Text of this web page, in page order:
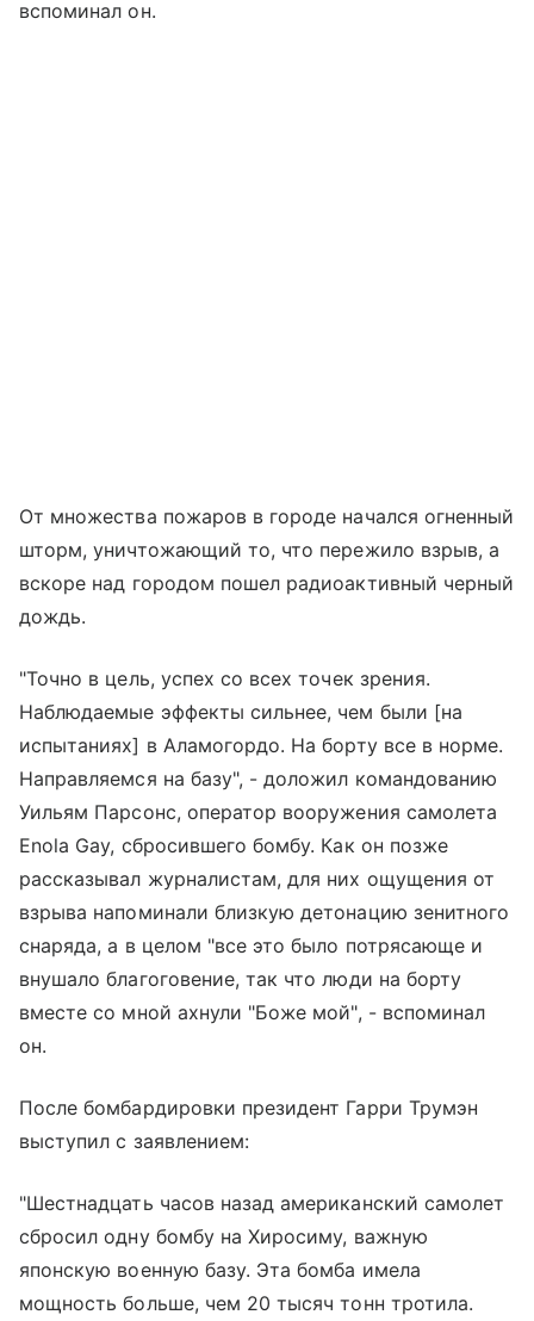
вспоминал он.
От множества пожаров в городе начался огненный
шторм, уничтожающий то, что пережило взрыв, а
вскоре над городом пошел радиоактивный черный
дождь.
"Точно в цель, успех со всех точек зрения.
Наблюдаемые эффекты сильнее, чем были [на
испытаниях] в Аламогордо. На борту все в норме.
Направляемся на базу", - доложил командованию
Уильям Парсонс, оператор вооружения самолета
Enola Gay, сбросившего бомбу. Как он позже
рассказывал журналистам, для них ощущения от
взрыва напоминали близкую детонацию зенитного
снаряда, а в целом "все это было потрясающе и
внушало благоговение, так что люди на борту
вместе со мной ахнули "Боже мой", - вспоминал
он.
После бомбардировки президент Гарри Трумэн
выступил с заявлением:
"Шестнадцать часов назад американский самолет
сбросил одну бомбу на Хиросиму, важную
японскую военную базу. Эта бомба имела
мощность больше, чем 20 тысяч тонн тротила.